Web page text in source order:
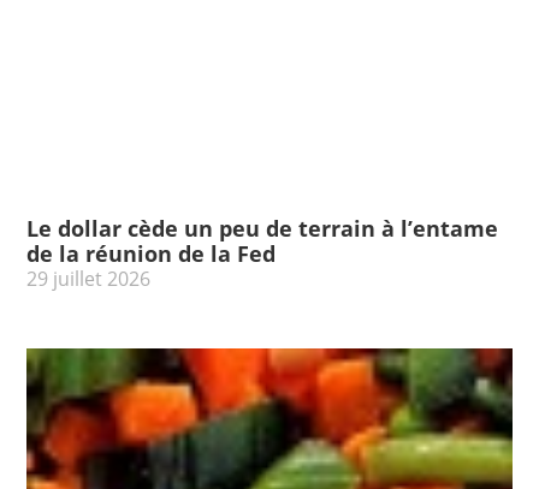
Le dollar cède un peu de terrain à l’entame
de la réunion de la Fed
29 juillet 2026